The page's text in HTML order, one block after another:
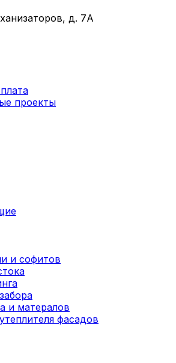
д. 7А
проекты
и софитов
и матералов
фасадов